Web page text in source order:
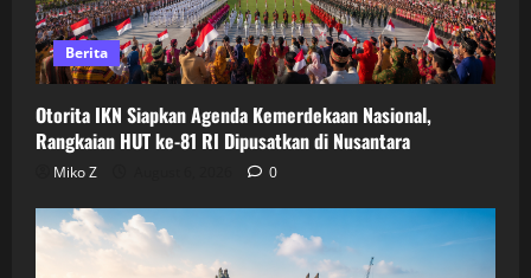
Berita
Otorita IKN Siapkan Agenda Kemerdekaan Nasional,
Rangkaian HUT ke-81 RI Dipusatkan di Nusantara
Miko Z 0